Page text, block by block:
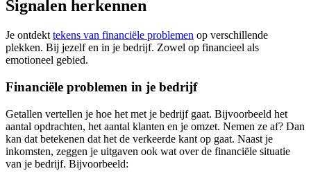
Signalen herkennen
Je ontdekt tekens van financiële problemen op verschillende
plekken. Bij jezelf en in je bedrijf. Zowel op financieel als
emotioneel gebied.
Financiële problemen in je bedrijf
Getallen vertellen je hoe het met je bedrijf gaat. Bijvoorbeeld het
aantal opdrachten, het aantal klanten en je omzet. Nemen ze af? Dan
kan dat betekenen dat het de verkeerde kant op gaat. Naast je
inkomsten, zeggen je uitgaven ook wat over de financiële situatie
van je bedrijf. Bijvoorbeeld: